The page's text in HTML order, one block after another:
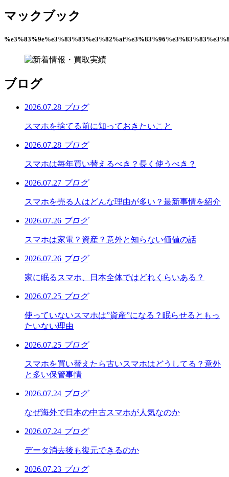
マックブック
ブログ
2026.07.28 ブログ
スマホを捨てる前に知っておきたいこと
2026.07.28 ブログ
スマホは毎年買い替えるべき？長く使うべき？
2026.07.27 ブログ
スマホを売る人はどんな理由が多い？最新事情を紹介
2026.07.26 ブログ
スマホは家電？資産？意外と知らない価値の話
2026.07.26 ブログ
家に眠るスマホ、日本全体ではどれくらいある？
2026.07.25 ブログ
使っていないスマホは”資産”になる？眠らせるともっ
たいない理由
2026.07.25 ブログ
スマホを買い替えたら古いスマホはどうしてる？意外
と多い保管事情
2026.07.24 ブログ
なぜ海外で日本の中古スマホが人気なのか
2026.07.24 ブログ
データ消去後も復元できるのか
2026.07.23 ブログ